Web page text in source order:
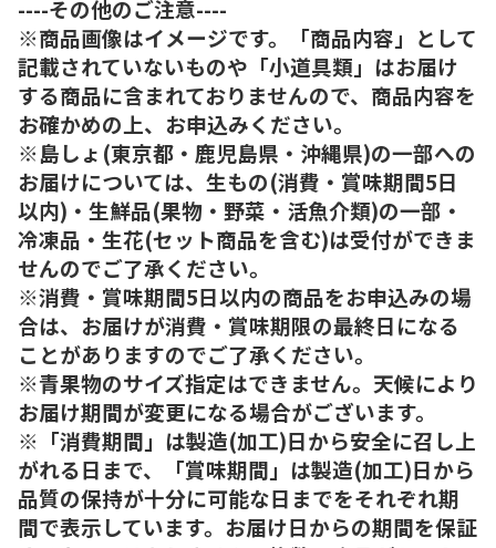
----その他のご注意----
※商品画像はイメージです。「商品内容」として
記載されていないものや「小道具類」はお届け
する商品に含まれておりませんので、商品内容を
お確かめの上、お申込みください。
※島しょ(東京都・鹿児島県・沖縄県)の一部への
お届けについては、生もの(消費・賞味期間5日
以内)・生鮮品(果物・野菜・活魚介類)の一部・
冷凍品・生花(セット商品を含む)は受付ができま
せんのでご了承ください。
※消費・賞味期間5日以内の商品をお申込みの場
合は、お届けが消費・賞味期限の最終日になる
ことがありますのでご了承ください。
※青果物のサイズ指定はできません。天候により
お届け期間が変更になる場合がございます。
※「消費期間」は製造(加工)日から安全に召し上
がれる日まで、「賞味期間」は製造(加工)日から
品質の保持が十分に可能な日までをそれぞれ期
間で表示しています。お届け日からの期間を保証